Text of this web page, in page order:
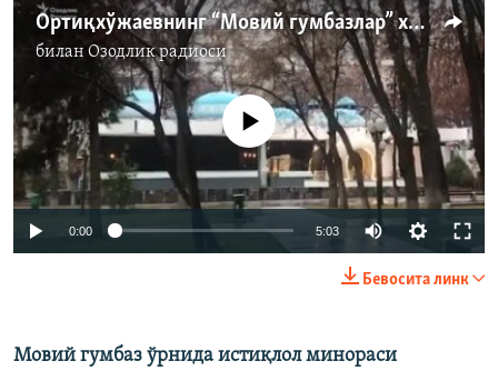
Ортиқхўжаевнинг “Мовий гумбазлар” хиëбонини бузиш режаси норозиликка сабаб бўлди
билан Озодлик радиоси
Auto
Айни дамда медиа-манба мавжуд эмас
0:00 5:03 Auto
Бевосита линк
Мовий гумбаз ўрнида истиқлол минораси